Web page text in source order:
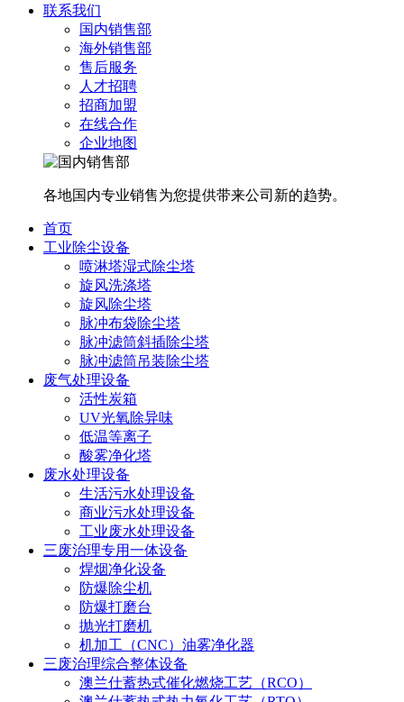
联系我们
国内销售部
海外销售部
售后服务
人才招聘
招商加盟
在线合作
企业地图
各地国内专业销售为您提供带来公司新的趋势。
首页
工业除尘设备
喷淋塔湿式除尘塔
旋风洗涤塔
旋风除尘塔
脉冲布袋除尘塔
脉冲滤筒斜插除尘塔
脉冲滤筒吊装除尘塔
废气处理设备
活性炭箱
UV光氧除异味
低温等离子
酸雾净化塔
废水处理设备
生活污水处理设备
商业污水处理设备
工业废水处理设备
三废治理专用一体设备
焊烟净化设备
防爆除尘机
防爆打磨台
抛光打磨机
机加工（CNC）油雾净化器
三废治理综合整体设备
澳兰仕蓄热式催化燃烧工艺（RCO）